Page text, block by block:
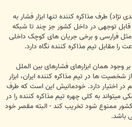
طرف مذاکره کننده تنها ابزار فشار به
قابل توجهی در داخل کشور جز چند تا شبکه
فرارسی و برخی جریان های کوچک داخلی
را مقابل تیم مذاکره کننده نگاه دارد.
وجود همان ابزارهای فشارهای بین الملل
ها در تیم مذاکره کننده ایران، ابزار
در اختیار دارد. خودمانیش این است که طرف
میتواند به کلی چهره تیم مذاکره کننده را در
ممنوع شود تخریب کند - البته مقصر خود
باشد.